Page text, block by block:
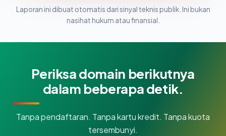
Laporan ini dibuat otomatis dari sinyal teknis publik. Ini bukan
nasihat hukum atau finansial.
Periksa domain berikutnya
dalam beberapa detik.
Tanpa pendaftaran. Tanpa kartu kredit. Tanpa kuota
tersembunyi.